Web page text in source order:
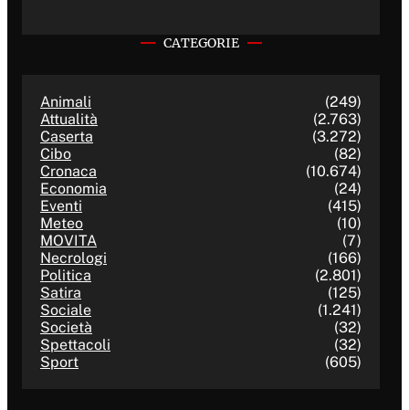
CATEGORIE
Animali
(249)
Attualità
(2.763)
Caserta
(3.272)
Cibo
(82)
Cronaca
(10.674)
Economia
(24)
Eventi
(415)
Meteo
(10)
MOVITA
(7)
Necrologi
(166)
Politica
(2.801)
Satira
(125)
Sociale
(1.241)
Società
(32)
Spettacoli
(32)
Sport
(605)